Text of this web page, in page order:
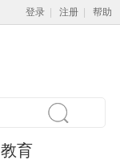
登录 注册 帮助
教育